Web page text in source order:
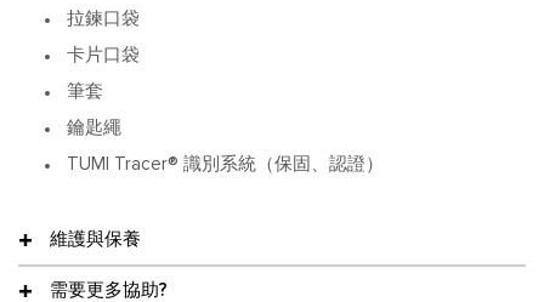
拉鍊口袋
卡片口袋
筆套
鑰匙繩
TUMI Tracer® 識別系統（保固、認證）
維護與保養
需要更多協助?